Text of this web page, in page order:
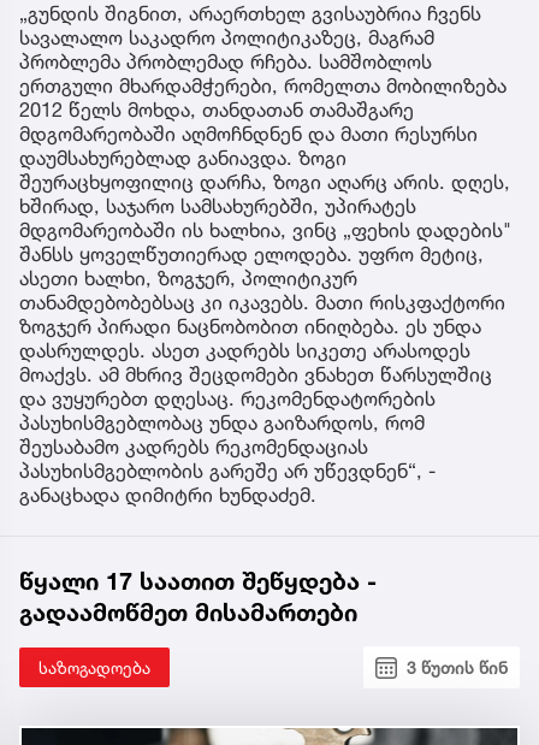
„გუნდის შიგნით, არაერთხელ გვისაუბრია ჩვენს
სავალალო საკადრო პოლიტიკაზეც, მაგრამ
პრობლემა პრობლემად რჩება. სამშობლოს
ერთგული მხარდამჭერები, რომელთა მობილიზება
2012 წელს მოხდა, თანდათან თამაშგარე
მდგომარეობაში აღმოჩნდნენ და მათი რესურსი
დაუმსახურებლად განიავდა. ზოგი
შეურაცხყოფილიც დარჩა, ზოგი აღარც არის. დღეს,
ხშირად, საჯარო სამსახურებში, უპირატეს
მდგომარეობაში ის ხალხია, ვინც „ფეხის დადების"
შანსს ყოველწუთიერად ელოდება. უფრო მეტიც,
ასეთი ხალხი, ზოგჯერ, პოლიტიკურ
თანამდებობებსაც კი იკავებს. მათი რისკფაქტორი
ზოგჯერ პირადი ნაცნობობით ინიღბება. ეს უნდა
დასრულდეს. ასეთ კადრებს სიკეთე არასოდეს
მოაქვს. ამ მხრივ შეცდომები ვნახეთ წარსულშიც
და ვუყურებთ დღესაც. რეკომენდატორების
პასუხისმგებლობაც უნდა გაიზარდოს, რომ
შეუსაბამო კადრებს რეკომენდაციას
პასუხისმგებლობის გარეშე არ უწევდნენ“, -
განაცხადა დიმიტრი ხუნდაძემ.
წყალი 17 საათით შეწყდება -
გადაამოწმეთ მისამართები
საზოგადოება 3 წუთის წინ